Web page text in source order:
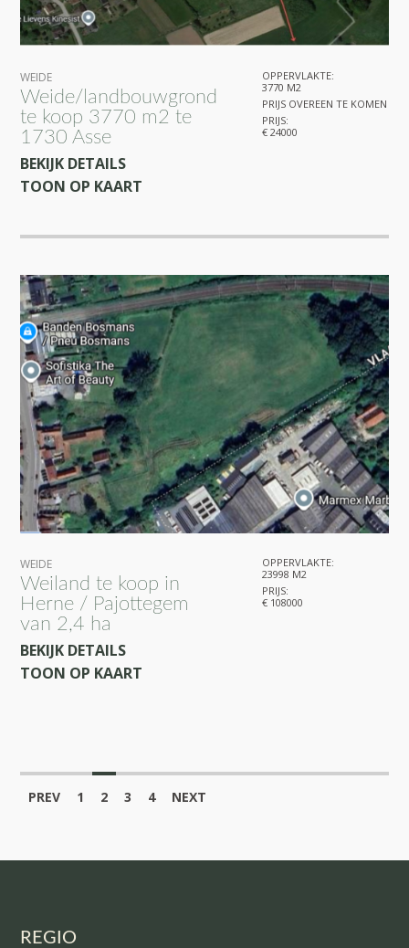
WEIDE
Weide/landbouwgrond
te koop 3770 m2 te
1730 Asse
BEKIJK DETAILS
TOON OP KAART
OPPERVLAKTE:
3770 M2
PRIJS OVEREEN TE KOMEN
PRIJS:
€ 24000
WEIDE
Weiland te koop in
Herne / Pajottegem
van 2,4 ha
BEKIJK DETAILS
TOON OP KAART
OPPERVLAKTE:
23998 M2
PRIJS:
€ 108000
PREV 1 2 3 4 NEXT
REGIO